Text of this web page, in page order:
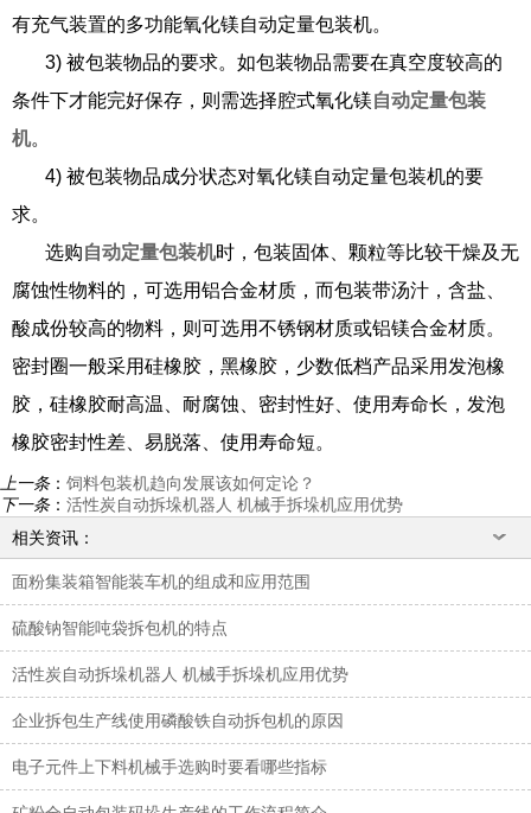
有充气装置的多功能氧化镁自动定量包装机。
3) 被包装物品的要求。如包装物品需要在真空度较高的
条件下才能完好保存，则需选择腔式氧化镁自动定量包装
机。
4) 被包装物品成分状态对氧化镁自动定量包装机的要
求。
选购自动定量包装机时，包装固体、颗粒等比较干燥及无
腐蚀性物料的，可选用铝合金材质，而包装带汤汁，含盐、
酸成份较高的物料，则可选用不锈钢材质或铝镁合金材质。
密封圈一般采用硅橡胶，黑橡胶，少数低档产品采用发泡橡
胶，硅橡胶耐高温、耐腐蚀、密封性好、使用寿命长，发泡
橡胶密封性差、易脱落、使用寿命短。
上一条： 饲料包装机趋向发展该如何定论？
下一条： 活性炭自动拆垛机器人 机械手拆垛机应用优势
相关资讯：
面粉集装箱智能装车机的组成和应用范围
硫酸钠智能吨袋拆包机的特点
活性炭自动拆垛机器人 机械手拆垛机应用优势
企业拆包生产线使用磷酸铁自动拆包机的原因
电子元件上下料机械手选购时要看哪些指标